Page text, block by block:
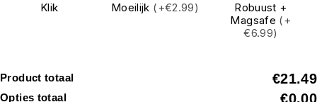
Klik Moeilijk (+€2.99)
Robuust +
Magsafe (+
€6.99)
Product totaal €21.49
Opties totaal €0.00